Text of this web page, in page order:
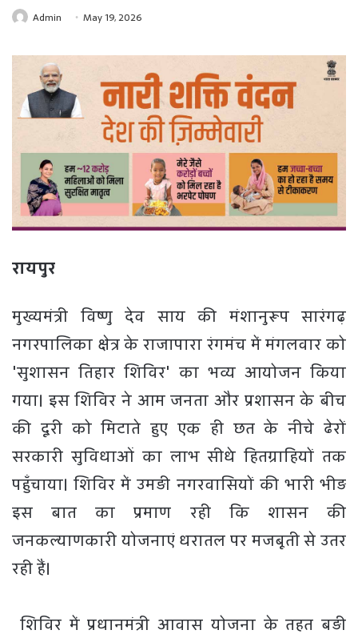
Admin May 19, 2026
​रायपुर
मुख्यमंत्री विष्णु देव साय की मंशानुरूप सारंगढ़
नगरपालिका क्षेत्र के राजापारा रंगमंच में मंगलवार को
'सुशासन तिहार शिविर' का भव्य आयोजन किया
गया। इस शिविर ने आम जनता और प्रशासन के बीच
की दूरी को मिटाते हुए एक ही छत के नीचे ढेरों
सरकारी सुविधाओं का लाभ सीधे हितग्राहियों तक
पहुँचाया। शिविर में उमड़ी नगरवासियों की भारी भीड़
इस बात का प्रमाण रही कि शासन की
जनकल्याणकारी योजनाएं धरातल पर मजबूती से उतर
रही हैं।
​शिविर में प्रधानमंत्री आवास योजना के तहत बड़ी